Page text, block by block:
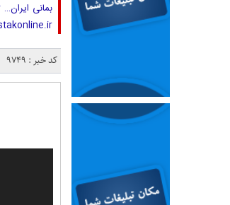
بمانی
کد خبر : 9749